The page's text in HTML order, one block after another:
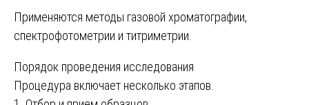
Применяются методы газовой хроматографии,
спектрофотометрии и титриметрии.
Порядок проведения исследования
Процедура включает несколько этапов.